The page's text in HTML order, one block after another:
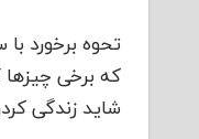
تحوه برخورد
که برخی چیزها
شاید زندگی